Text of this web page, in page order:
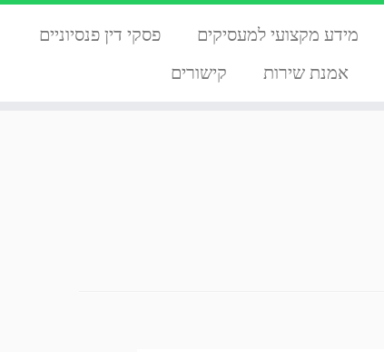
מידע מקצועי למעסיקים
פסקי דין פנסיוניים
אמנת שירות קישורים